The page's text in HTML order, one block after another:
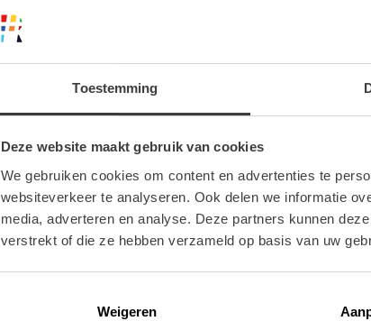
Toestemming
Deze website maakt gebruik van cookies
We gebruiken cookies om content en advertenties te
websiteverkeer te analyseren. Ook delen we informatie
media, adverteren en analyse. Deze partners kunnen
verstrekt of die ze hebben verzameld op basis van uw
Weigeren